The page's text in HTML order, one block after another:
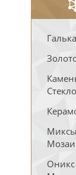
Галька
Стекло
Миксы